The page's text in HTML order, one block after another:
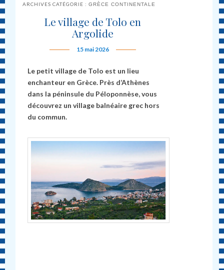
ARCHIVES CATÉGORIE :GRÈCE CONTINENTALE
Le village de Tolo en
Argolide
15 mai 2026
Le petit village de Tolo est un lieu
enchanteur en Grèce. Près d’Athènes
dans la péninsule du Péloponnèse, vous
découvrez un village balnéaire grec hors
du commun.